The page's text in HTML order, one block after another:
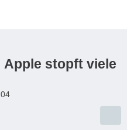
Apple stopft viele